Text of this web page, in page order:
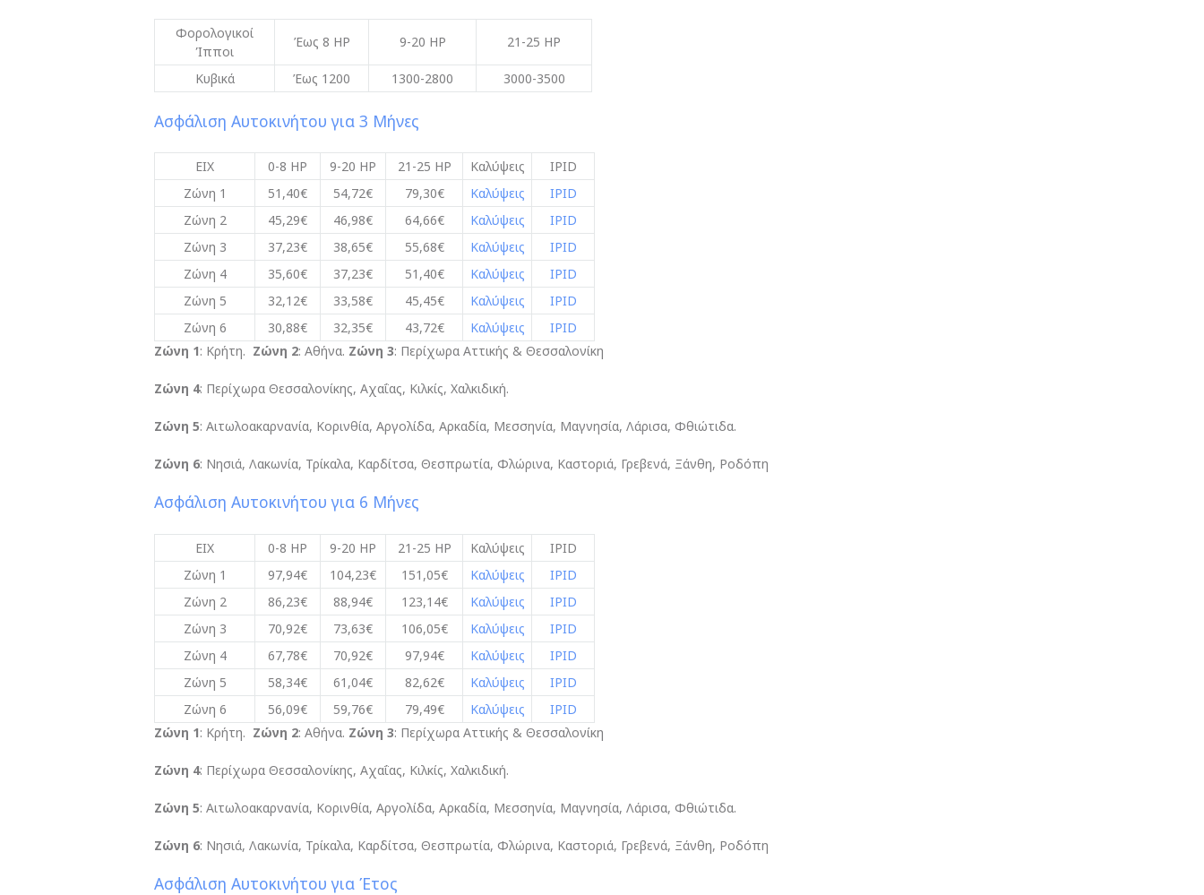
Φορολογικοί
Ίπποι
Έως 8 HP 9-20 HP 21-25 HP
Κυβικά Έως 1200 1300-2800 3000-3500
Ασφάλιση Αυτοκινήτου για 3 Μήνες
ΕΙΧ 0-8 HP 9-20 HP 21-25 HP Καλύψεις
IPID
Ζώνη 1
51,40€ 54,72€ 79,30€ Καλύψεις
IPID
Ζώνη 2
45,29€ 46,98€ 64,66€ Καλύψεις
IPID
Ζώνη 3
37,23€ 38,65€ 55,68€ Καλύψεις
IPID
Ζώνη 4
35,60€ 37,23€ 51,40€ Καλύψεις
IPID
Ζώνη 5
32,12€ 33,58€ 45,45€ Καλύψεις
IPID
Ζώνη 6
30,88€ 32,35€ 43,72€ Καλύψεις
IPID
Ζώνη 1: Κρήτη. Ζώνη 2: Αθήνα. Ζώνη 3: Περίχωρα Αττικής & Θεσσαλονίκη
Ζώνη 4: Περίχωρα Θεσσαλονίκης, Αχαΐας, Κιλκίς, Χαλκιδική.
Ζώνη 5: Αιτωλοακαρνανία, Κορινθία, Αργολίδα, Αρκαδία, Μεσσηνία, Μαγνησία, Λάρισα, Φθιώτιδα.
Ζώνη 6: Νησιά, Λακωνία, Τρίκαλα, Καρδίτσα, Θεσπρωτία, Φλώρινα, Καστοριά, Γρεβενά, Ξάνθη, Ροδόπη
Ασφάλιση Αυτοκινήτου για 6 Μήνες
ΕΙΧ 0-8 HP 9-20 HP 21-25 HP Καλύψεις
IPID
Ζώνη 1
97,94€ 104,23€ 151,05€ Καλύψεις
IPID
Ζώνη 2
86,23€ 88,94€ 123,14€ Καλύψεις
IPID
Ζώνη 3
70,92€ 73,63€ 106,05€ Καλύψεις
IPID
Ζώνη 4
67,78€ 70,92€ 97,94€ Καλύψεις
IPID
Ζώνη 5
58,34€ 61,04€ 82,62€ Καλύψεις
IPID
Ζώνη 6
56,09€ 59,76€ 79,49€ Καλύψεις
IPID
Ζώνη 1: Κρήτη. Ζώνη 2: Αθήνα. Ζώνη 3: Περίχωρα Αττικής & Θεσσαλονίκη
Ζώνη 4: Περίχωρα Θεσσαλονίκης, Αχαΐας, Κιλκίς, Χαλκιδική.
Ζώνη 5: Αιτωλοακαρνανία, Κορινθία, Αργολίδα, Αρκαδία, Μεσσηνία, Μαγνησία, Λάρισα, Φθιώτιδα.
Ζώνη 6: Νησιά, Λακωνία, Τρίκαλα, Καρδίτσα, Θεσπρωτία, Φλώρινα, Καστοριά, Γρεβενά, Ξάνθη, Ροδόπη
Ασφάλιση Αυτοκινήτου για Έτος